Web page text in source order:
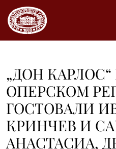
„ДОН
ОПЕРСКОМ
ГОСТОВАЛИ
КРИНЧЕВ И
АНАСТАСИА,